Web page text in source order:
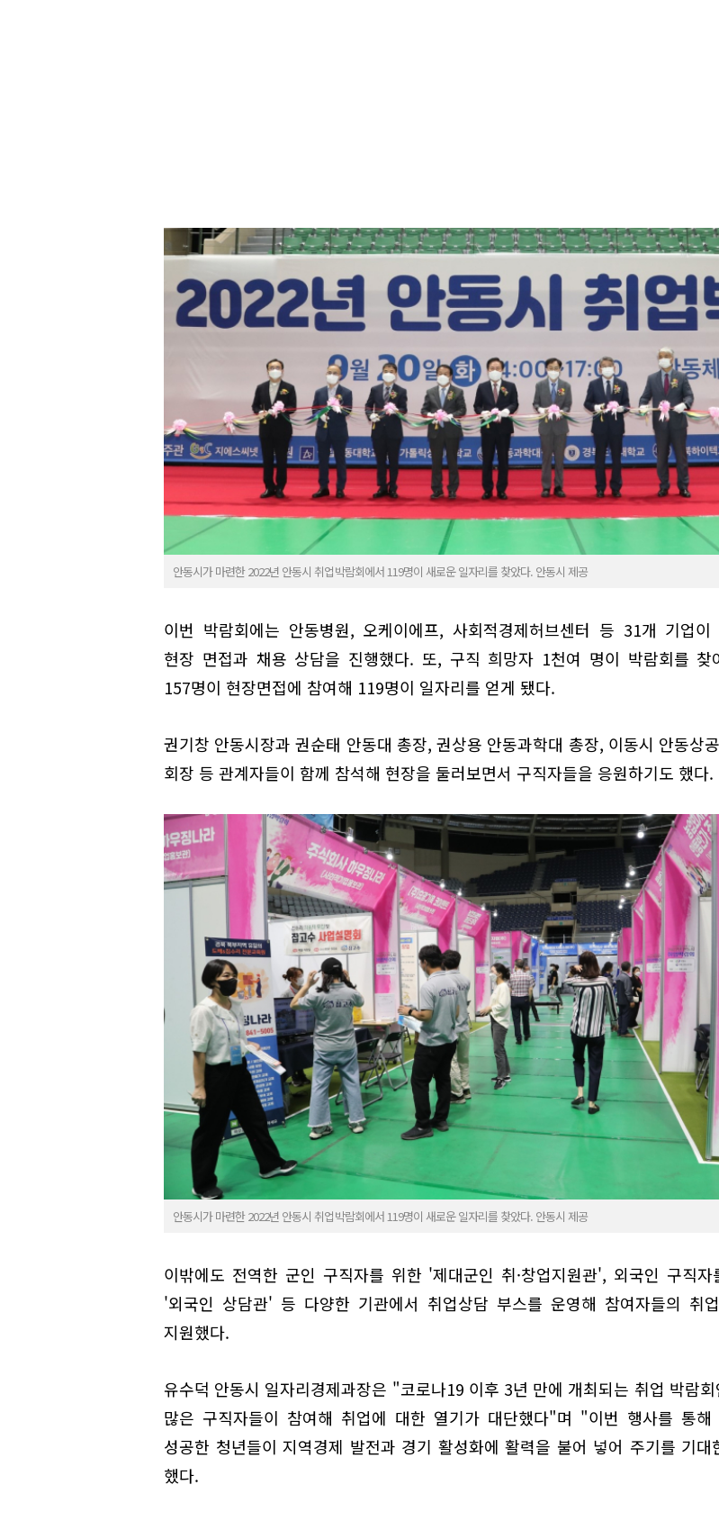
안동시가 마련한 2022년 안동시 취업박람회에서 119명이 새로운 일자리를 찾았다. 안동시 제공
이번 박람회에는 안동병원, 오케이에프, 사회적경제허브센터 등 31개 기업이
현장 면접과 채용 상담을 진행했다. 또, 구직 희망자 1천여 명이 박람회를 찾
157명이 현장면접에 참여해 119명이 일자리를 얻게 됐다.
권기창 안동시장과 권순태 안동대 총장, 권상용 안동과학대 총장, 이동시 안동상
회장 등 관계자들이 함께 참석해 현장을 둘러보면서 구직자들을 응원하기도 했다.
안동시가 마련한 2022년 안동시 취업박람회에서 119명이 새로운 일자리를 찾았다. 안동시 제공
이밖에도 전역한 군인 구직자를 위한 '제대군인 취·창업지원관', 외국인 구직자
'외국인 상담관' 등 다양한 기관에서 취업상담 부스를 운영해 참여자들의 취
지원했다.
유수덕 안동시 일자리경제과장은 "코로나19 이후 3년 만에 개최되는 취업 박람
많은 구직자들이 참여해 취업에 대한 열기가 대단했다"며 "이번 행사를 통해
성공한 청년들이 지역경제 발전과 경기 활성화에 활력을 불어 넣어 주기를 기대
했다.